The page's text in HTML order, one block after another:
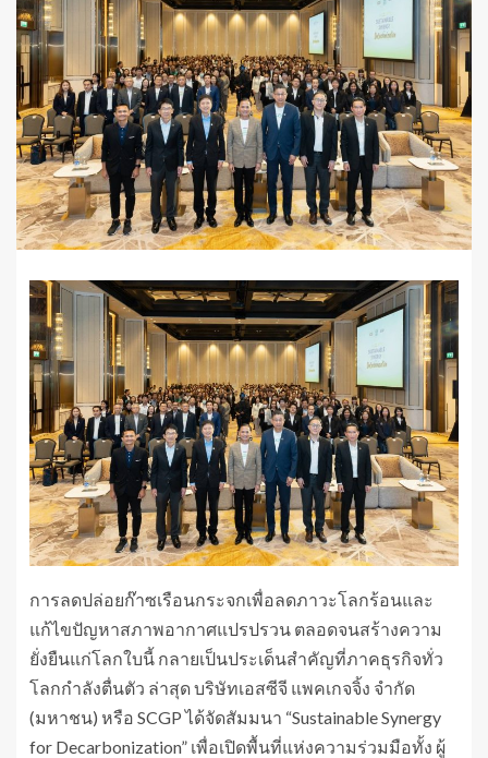
การลดปล่อยก๊าซเรือนกระจกเพื่อลดภาวะโลกร้อนและ
แก้ไขปัญหาสภาพอากาศแปรปรวน ตลอดจนสร้างความ
ยั่งยืนแก่โลกใบนี้ กลายเป็นประเด็นสำคัญที่ภาคธุรกิจทั่ว
โลกกำลังตื่นตัว ล่าสุด บริษัทเอสซีจี แพคเกจจิ้ง จำกัด
(มหาชน) หรือ SCGP ได้จัดสัมมนา “Sustainable Synergy
for Decarbonization” เพื่อเปิดพื้นที่แห่งความร่วมมือทั้ง ผู้